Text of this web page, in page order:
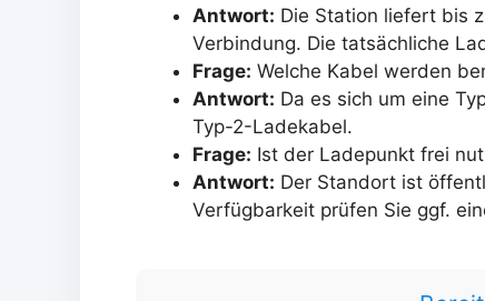
Antwort: Die Station liefert bis
Verbindung. Die tatsächliche
Frage: Welche Kabel werden
Antwort: Da es sich um eine
Typ-2-Ladekabel.
Frage: Ist der Ladepunkt frei
Antwort: Der Standort ist
Verfügbarkeit prüfen Sie ggf.